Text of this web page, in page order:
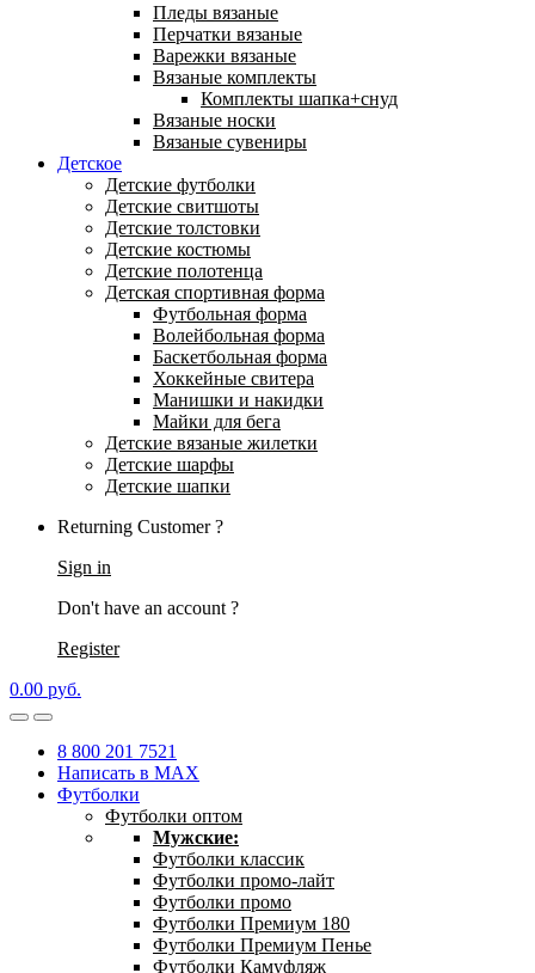
Пледы вязаные
Перчатки вязаные
Варежки вязаные
Вязаные комплекты
Комплекты шапка+снуд
Вязаные носки
Вязаные сувениры
Детское
Детские футболки
Детские свитшоты
Детские толстовки
Детские костюмы
Детские полотенца
Детская спортивная форма
Футбольная форма
Волейбольная форма
Баскетбольная форма
Хоккейные свитера
Манишки и накидки
Майки для бега
Детские вязаные жилетки
Детские шарфы
Детские шапки
Returning Customer ?
Sign in
Don't have an account ?
Register
0.00 руб.
8 800 201 7521
Написать в MAX
Футболки
Футболки оптом
Мужские:
Футболки классик
Футболки промо-лайт
Футболки промо
Футболки Премиум 180
Футболки Премиум Пенье
Футболки Камуфляж